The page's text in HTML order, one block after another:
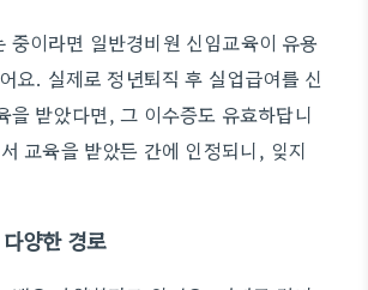
중이라면 일반경비원 신임교육이 유용
요. 실제로 정년퇴직 후 실업급여를 신
을 받았다면, 그 이수증도 유효하답니
교육을 받았든 간에 인정되니, 잊지
양한 경로